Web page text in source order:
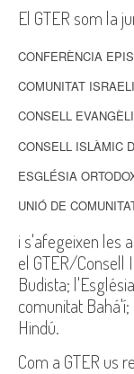
El GTER som la
CONFERÈNCIA
COMUNITAT
CONSELL
CONSELL ISLÀMIC
ESGLÉSIA
UNIÓ DE
i s'afegeixen les
el GTER/Consell
Budista;
comunitat
Hindú.
Com a GTER us